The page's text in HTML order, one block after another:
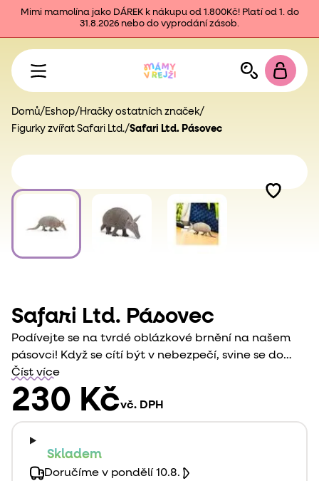
Mimi mamolína jako DÁREK k nákupu od 1.800Kč! Platí od 1. do
31.8.2026 nebo do vyprodání zásob.
Domů/ Eshop/ Hračky ostatních značek/
Figurky zvířat Safari Ltd./Safari Ltd. Pásovec
Safari Ltd. Pásovec
Podívejte se na tvrdé oblázkové brnění na našem
pásovci! Když se cítí být v nebezpečí, svine se do
klubíčka a je chráněn krunýřem z kostěných
destiček , které jsou pokryté rohovinou.
Číst více
230 Kčvč. DPH
Skladem
Doručíme v pondělí 10.8.